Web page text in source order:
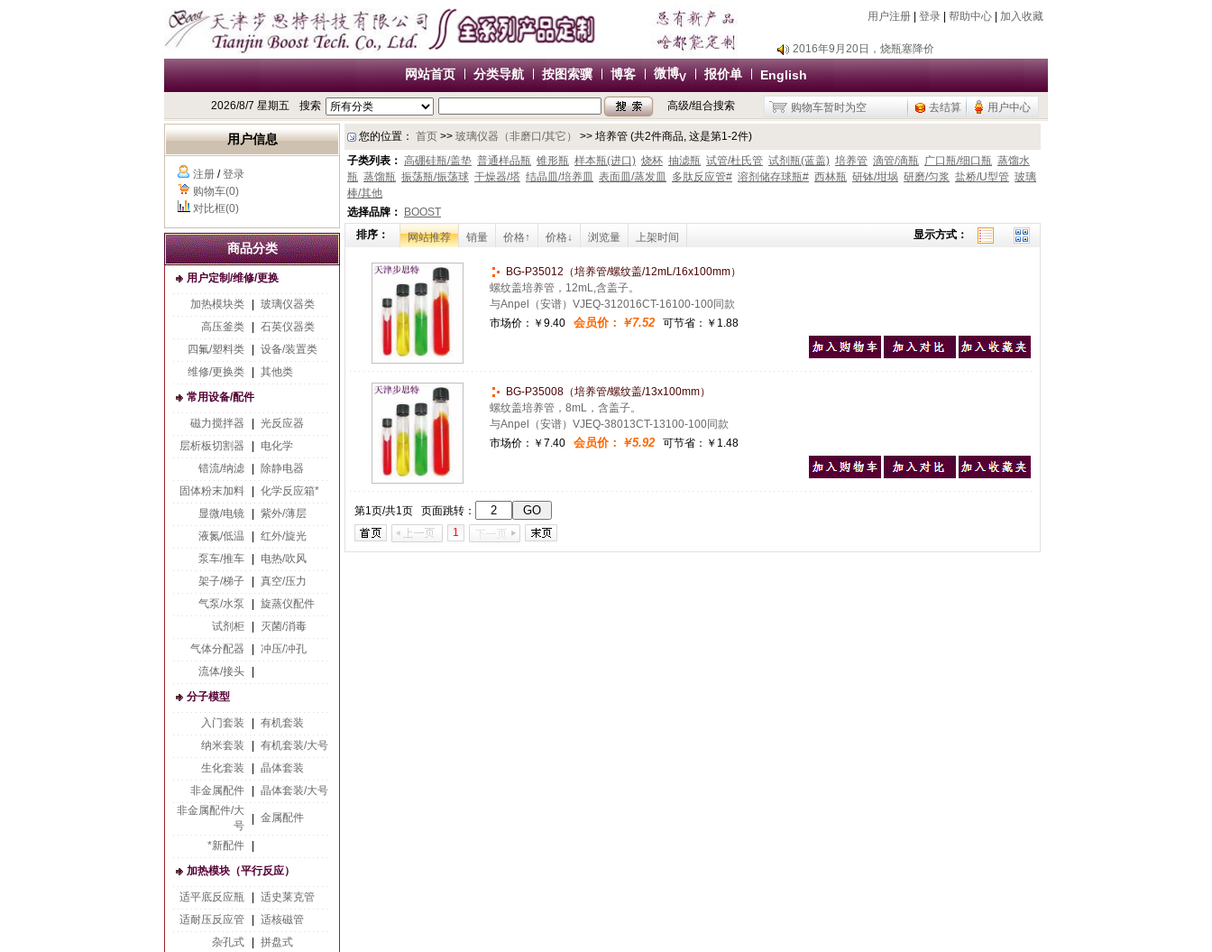
用户注册 登录 帮助中心 加入收藏
2018年7月26日，新增除静电器
2018年11月18日，新增存储卡
2016年9月20日，烧瓶塞降价
2015年9月10日，调整加热模块目录
2018年7月26日，新增除静电器
2018年11月18日，新增存储卡
2015年9月10日，调整加热模块目录
网站首页 分类导航 按图索骥 博客 微博V 报价单 English
2026/8/7 星期五 搜索 高级/组合搜索 购物车暂时为空 去结算 用户中心
用户信息
注册 /登录
购物车(0)
对比框(0)
商品分类
用户定制/维修/更换
加热模块类
玻璃仪器类
高压釜类
石英仪器类
四氟/塑料类
设备/装置类
维修/更换类
其他类
常用设备/配件
磁力搅拌器
光反应器
层析板切割器
电化学
错流/纳滤
除静电器
固体粉末加料
化学反应箱*
显微/电镜
紫外/薄层
液氮/低温
红外/旋光
泵车/推车
电热/吹风
架子/梯子
真空/压力
气泵/水泵
旋蒸仪配件
试剂柜
灭菌/消毒
气体分配器
冲压/冲孔
流体/接头
分子模型
入门套装
有机套装
纳米套装
有机套装/大号
生化套装
晶体套装
非金属配件
晶体套装/大号
非金属配件/大
号
金属配件
*新配件
加热模块（平行反应）
适平底反应瓶
适史莱克管
适耐压反应管
适核磁管
杂孔式
拼盘式
您的位置： 首页 >> 玻璃仪器（非磨口/其它）
>> 培养管 (共2件商品, 这是第1-2件)
子类列表： 高硼硅瓶/盖垫 普通样品瓶 锥形瓶 样本瓶(进口) 烧杯 抽滤瓶 试管/杜氏管 试剂瓶(蓝盖) 培养管 滴管/滴瓶 广口瓶/细口瓶 蒸馏水
瓶 蒸馏瓶 振荡瓶/振荡球 干燥器/塔 结晶皿/培养皿 表面皿/蒸发皿 多肽反应管# 溶剂储存球瓶# 西林瓶 研钵/坩埚 研磨/匀浆 盐桥/U型管 玻璃
棒/其他
选择品牌：
BOOST
排序：
网站推荐 销量 价格↑ 价格↓ 浏览量 上架时间 显示方式：
BG-P35012（培养管/螺纹盖/12mL/16x100mm）
螺纹盖培养管，12mL,含盖子。
与Anpel（安谱）VJEQ-312016CT-16100-100同款
市场价： ￥9.40 会员价： ￥7.52 可节省：￥1.88
BG-P35008（培养管/螺纹盖/13x100mm）
螺纹盖培养管，8mL，含盖子。
与Anpel（安谱）VJEQ-38013CT-13100-100同款
市场价： ￥7.40 会员价： ￥5.92 可节省：￥1.48
第1页/共1页 页面跳转：
1